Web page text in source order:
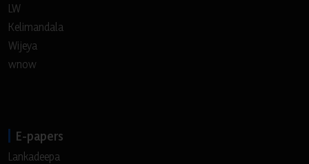
LW
Kelimandala
Wijeya
wnow
E-papers
Lankadeepa